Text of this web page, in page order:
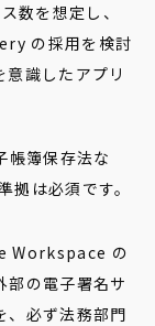
数を想定し、
の採用を検討
意識したアプリ
帳簿保存法な
拠は必須です。
Workspace の
部の電子署名サ
、必ず法務部門